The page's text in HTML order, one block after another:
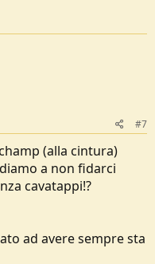
#7
(alla cintura)
a non fidarci
cavatappi!?
ad avere sempre sta